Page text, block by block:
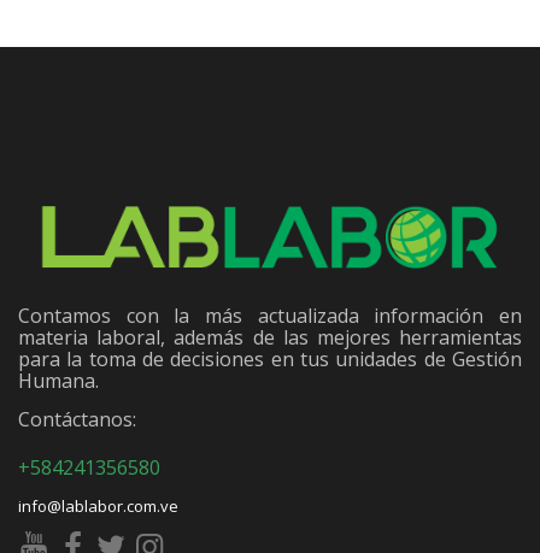
Contamos con la más actualizada información en
materia laboral, además de las mejores herramientas
para la toma de decisiones en tus unidades de Gestión
Humana.
Contáctanos:
+584241356580
info@lablabor.com.ve